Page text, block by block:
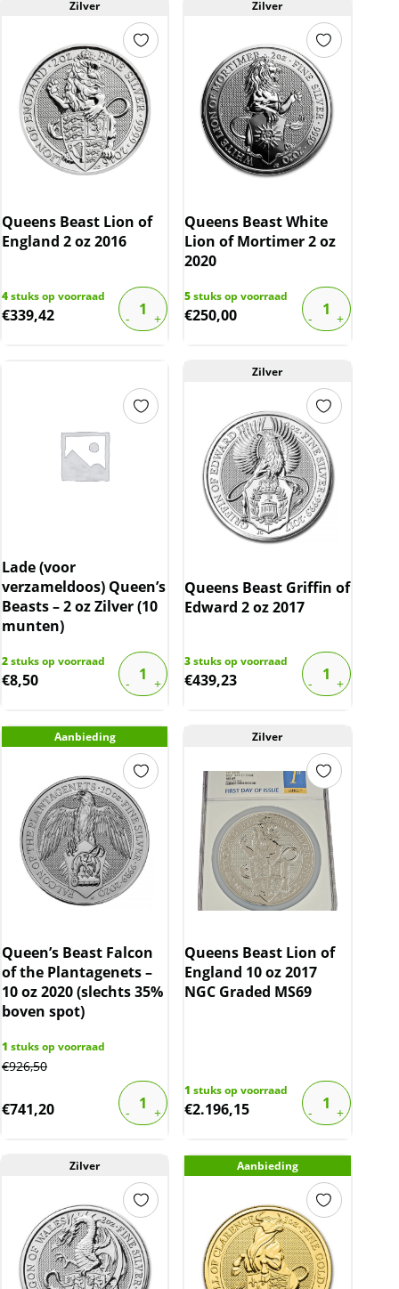
Zilver
Queens Beast Lion of
England 2 oz 2016
4stuks op voorraad
€339,42
Zilver
Queens Beast White
Lion of Mortimer 2 oz
2020
5stuks op voorraad
€250,00
Lade (voor
verzameldoos) Queen’s
Beasts – 2 oz Zilver (10
munten)
2stuks op voorraad
€8,50
Zilver
Queens Beast Griffin of
Edward 2 oz 2017
3stuks op voorraad
€439,23
Aanbieding
Queen’s Beast Falcon
of the Plantagenets –
10 oz 2020 (slechts 35%
boven spot)
1 stuks op voorraad
€926,50
€741,20
Zilver
Queens Beast Lion of
England 10 oz 2017
NGC Graded MS69
1 stuks op voorraad
€2.196,15
Zilver Aanbieding